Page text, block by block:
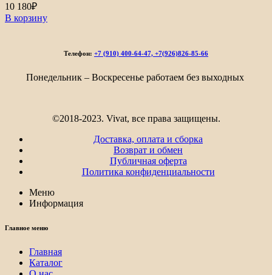
10 180₽
В корзину
Телефон: +7 (910) 400-64-47, +7(926)826-85-66
Понедельник – Воскресенье работаем без выходных
©2018-2023. Vivat, все права защищены.
Доставка, оплата и сборка
Возврат и обмен
Публичная оферта
Политика конфиденциальности
Меню
Информация
Главное меню
Главная
Каталог